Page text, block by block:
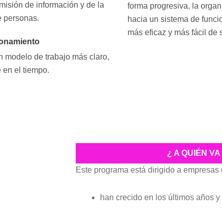
de información y de la
personas.
modelo de trabajo más claro,
en el tiempo.
forma progresiva, la
hacia un sistema de
más eficaz y más fácil de
¿ A QUIÉN
Este programa está dirigido a empresas
han crecido en los últimos años